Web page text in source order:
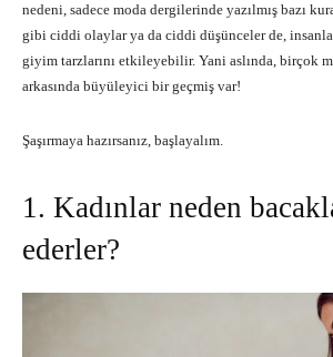
nedeni, sadece moda dergilerinde yazılmış bazı
gibi ciddi olaylar ya da ciddi düşünceler de,
giyim tarzlarını etkileyebilir. Yani aslında, birçok
arkasında büyüleyici bir geçmiş var!
Şaşırmaya hazırsanız, başlayalım.
1. Kadınlar neden
ederler?